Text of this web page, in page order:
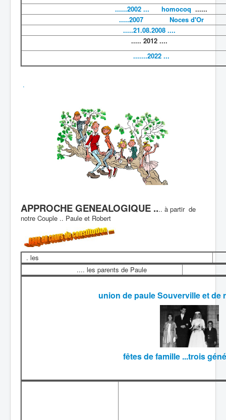
......2002 ... homocoq ......
.....2007 Noces d'Or
.....21.08.2008 ....
..... 2012 ....
.......2022 ...
.
APPROCHE GENEALOGIQUE .... à partir de
notre Couple .. Paule et Robert
. les
.... les parents de Paule
union de paule Souverville et de
fêtes de famille ...trois